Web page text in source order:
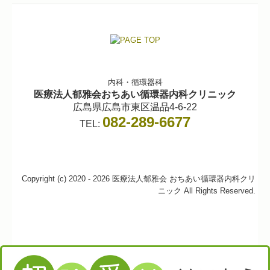
内科・循環器科
医療法人郁雅会おちあい循環器内科クリニック
広島県広島市東区温品4-6-22
TEL: 082-289-6677
Copyright (c) 2020 - 2026 医療法人郁雅会 おちあい循環器内科クリ
ニック All Rights Reserved.